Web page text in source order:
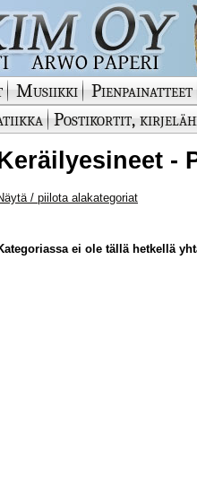
Musiikki Pienpainatteet
Postikortit,
-
/ piilota alakategoriat
ei ole tällä hetkellä